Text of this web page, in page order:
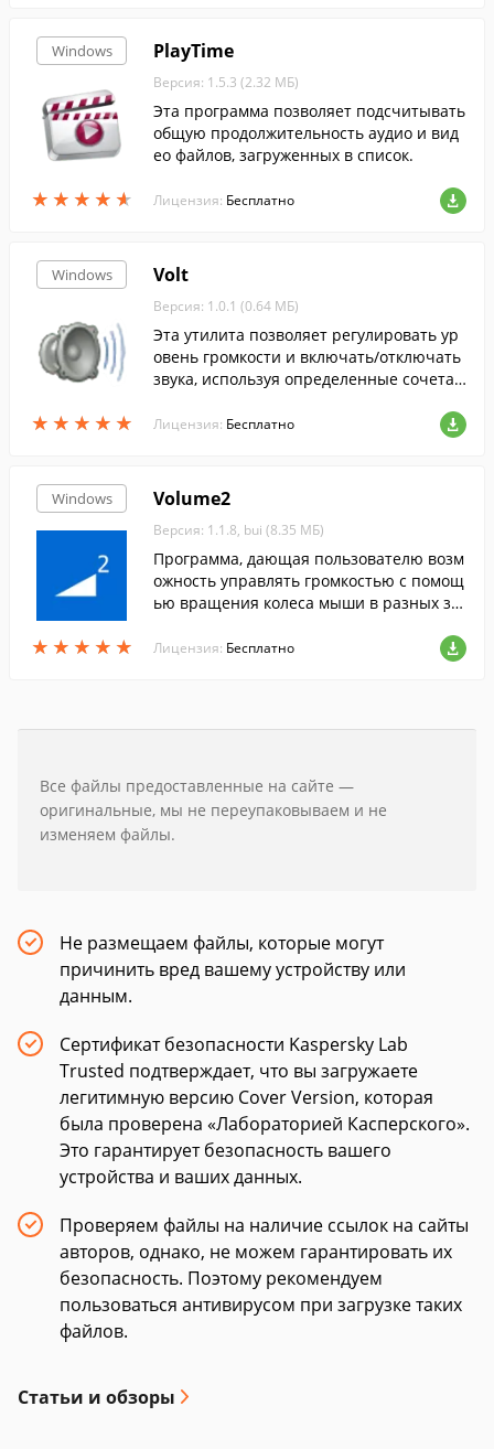
Windows
★ ★ ★ ★ ★
★ ★ ★ ★ ★
PlayTime
Версия: 1.5.3 (2.32 МБ)
Эта программа позволяет подсчитывать
общую продолжительность аудио и вид
ео файлов, загруженных в список.
Лицензия: Бесплатно
Windows
★ ★ ★ ★ ★
★ ★ ★ ★ ★
Volt
Версия: 1.0.1 (0.64 МБ)
Эта утилита позволяет регулировать ур
овень громкости и включать/отключать
звука, используя определенные сочетан
Лицензия: Бесплатно
Windows
★ ★ ★ ★ ★
★ ★ ★ ★ ★
Volume2
Версия: 1.1.8, bui (8.35 МБ)
Программа, дающая пользователю возм
ожность управлять громкостью с помощ
ью вращения колеса мыши в разных зо
и у края экрана, с помощью "горячих" к
Лицензия: Бесплатно
Все файлы предоставленные на сайте —
оригинальные, мы не переупаковываем и не
изменяем файлы.
Не размещаем файлы, которые могут
причинить вред вашему устройству или
данным.
Сертификат безопасности Kaspersky Lab
Trusted подтверждает, что вы загружаете
легитимную версию Cover Version, которая
была проверена «Лабораторией Касперского».
Это гарантирует безопасность вашего
устройства и ваших данных.
Проверяем файлы на наличие ссылок на сайты
авторов, однако, не можем гарантировать их
безопасность. Поэтому рекомендуем
пользоваться антивирусом при загрузке таких
файлов.
Статьи и обзоры